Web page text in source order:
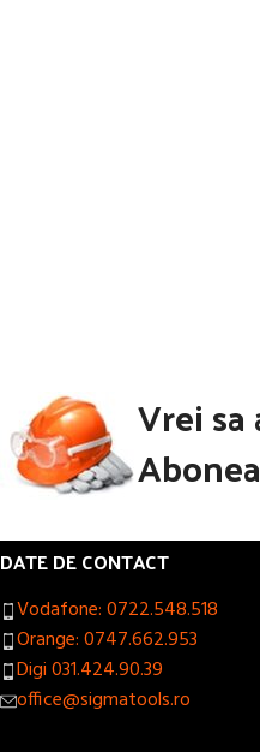
Vrei
DATE DE CONTACT
Vodafone: 0722.548.518
Orange: 0747.662.953
Digi 031.424.90.39
office@sigmatools.ro